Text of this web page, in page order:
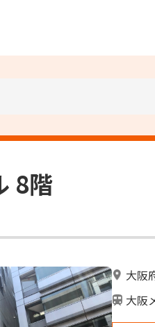
8階
大阪
大阪